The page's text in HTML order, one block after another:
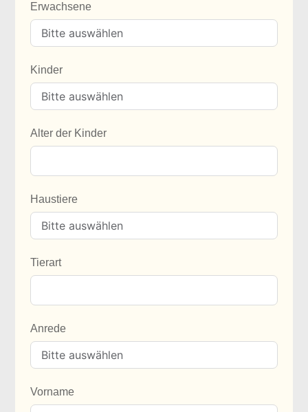
Erwachsene
Kinder
Alter der Kinder
Haustiere
Tierart
Anrede
Vorname